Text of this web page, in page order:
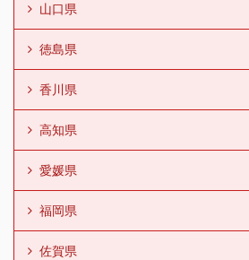
山口県
徳島県
香川県
高知県
愛媛県
福岡県
佐賀県